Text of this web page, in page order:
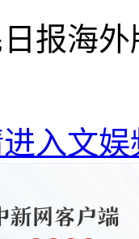
报海外
入文娱